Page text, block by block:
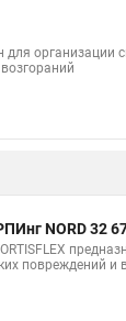
для
NORD 32
повреждений и